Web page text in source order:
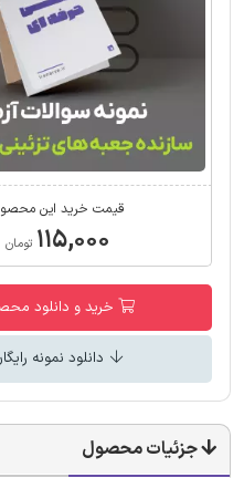
قیمت خرید این
۱۱۵,۰۰۰ تومان
خرید و دانلود
دانلود نمونه
جزئیات محصول